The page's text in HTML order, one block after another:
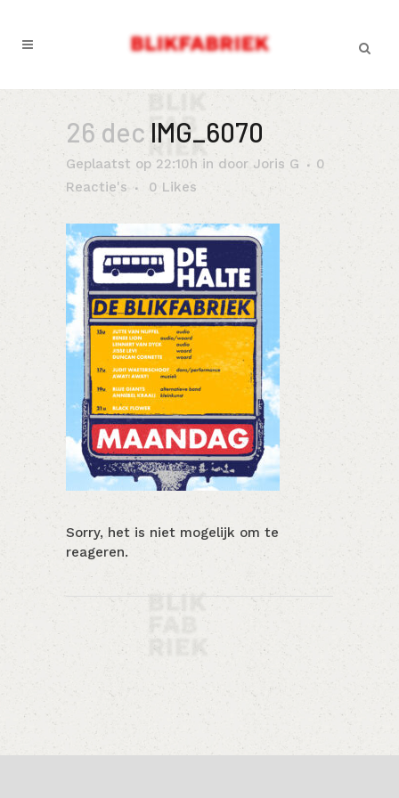
26 decIMG_6070
Geplaatst op 22:10h in door Joris G
0
Reactie's
0 Likes
Sorry, het is niet mogelijk om te
reageren.